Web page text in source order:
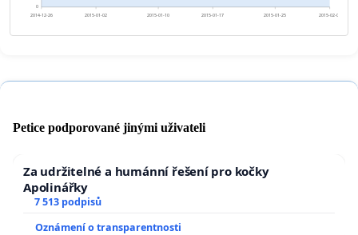
0
2014-12-26 2015-01-02 2015-01-10 2015-01-17 2015-01-25 2015-02-01
Petice podporované jinými uživateli
Za udržitelné a humánní řešení pro kočky
Apolinářky
7 513 podpisů
Oznámení o transparentnosti